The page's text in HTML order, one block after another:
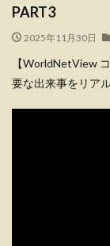
PART3
2025年11月30日
【WorldNetView
要な出来事をリア